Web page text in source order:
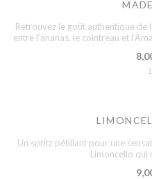
Retrouvez le goût authentique de
entre l’ananas, le cointreau et
Un spritz pétillant pour une
Limoncello qui